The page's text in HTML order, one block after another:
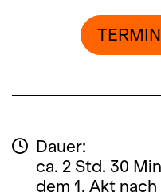
Dauer:
ca. 2 Std. 30
dem 1. Akt nach